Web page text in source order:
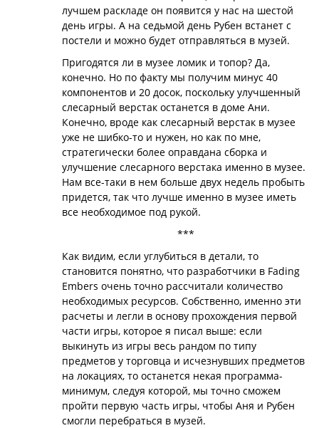
лучшем раскладе он появится у нас на шестой
день игры. А на седьмой день Рубен встанет с
постели и можно будет отправляться в музей.
Пригодятся ли в музее ломик и топор? Да,
конечно. Но по факту мы получим минус 40
компонентов и 20 досок, поскольку улучшенный
слесарный верстак останется в доме Ани.
Конечно, вроде как слесарный верстак в музее
уже не шибко-то и нужен, но как по мне,
стратегически более оправдана сборка и
улучшение слесарного верстака именно в музее.
Нам все-таки в нем больше двух недель пробыть
придется, так что лучше именно в музее иметь
все необходимое под рукой.
***
Как видим, если углубиться в детали, то
становится понятно, что разработчики в Fading
Embers очень точно рассчитали количество
необходимых ресурсов. Собственно, именно эти
расчеты и легли в основу прохождения первой
части игры, которое я писал выше: если
выкинуть из игры весь рандом по типу
предметов у торговца и исчезнувших предметов
на локациях, то останется некая программа-
минимум, следуя которой, мы точно сможем
пройти первую часть игры, чтобы Аня и Рубен
смогли перебраться в музей.